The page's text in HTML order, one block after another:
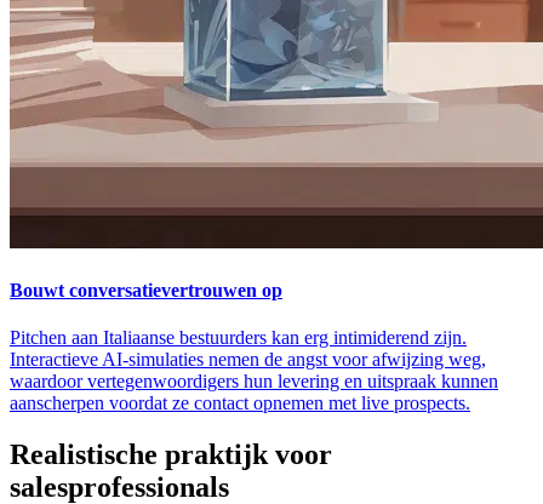
Bouwt conversatievertrouwen op
Pitchen aan Italiaanse bestuurders kan erg intimiderend zijn.
Interactieve AI-simulaties nemen de angst voor afwijzing weg,
waardoor vertegenwoordigers hun levering en uitspraak kunnen
aanscherpen voordat ze contact opnemen met live prospects.
Realistische praktijk voor
salesprofessionals